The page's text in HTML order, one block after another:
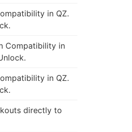
in QZ.
Compatibility in
in QZ.
directly to